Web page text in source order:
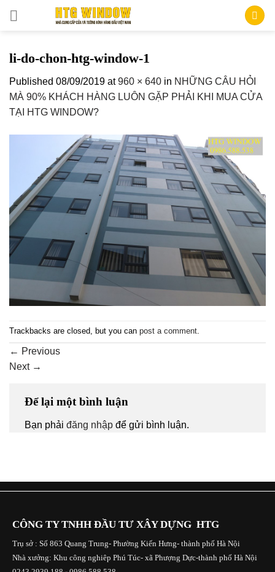
li-do-chon-htg-window-1
Published 08/09/2019 at960 × 640 in NHỮNG CÂU HỎI
MÀ 90% KHÁCH HÀNG LUÔN GẶP PHẢI KHI MUA CỬA
TẠI HTG WINDOW?
Trackbacks are closed, but you can post a comment.
← Previous
Next →
Để lại một bình luận
Bạn phải đăng nhập để gửi bình luận.
CÔNG TY TNHH ĐẦU TƯ XÂY DỰNG HTG
Trụ sở : Số 863 Quang Trung- Phường Kiến Hưng- thành phố Hà Nội
Nhà xưởng: Khu công nghiêp Phú Túc- xã Phượng Dực-thành phố Hà Nội